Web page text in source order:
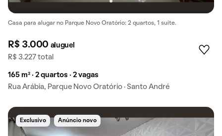
Casa para alugar no Parque Novo Oratório: 2 quartos, 1 suíte.
R$ 3.000 aluguel
R$ 3.227 total
165 m² · 2 quartos · 2 vagas
Rua Arábia, Parque Novo Oratório · Santo André
Exclusivo Anúncio novo